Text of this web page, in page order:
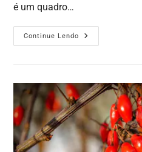
é um quadro…
Continue Lendo